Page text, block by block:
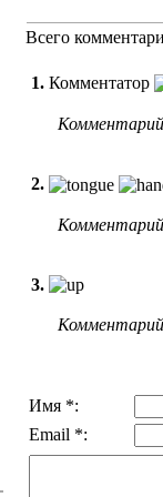
Всего
1. Комментатор
2.
3.
Имя *:
Email *: